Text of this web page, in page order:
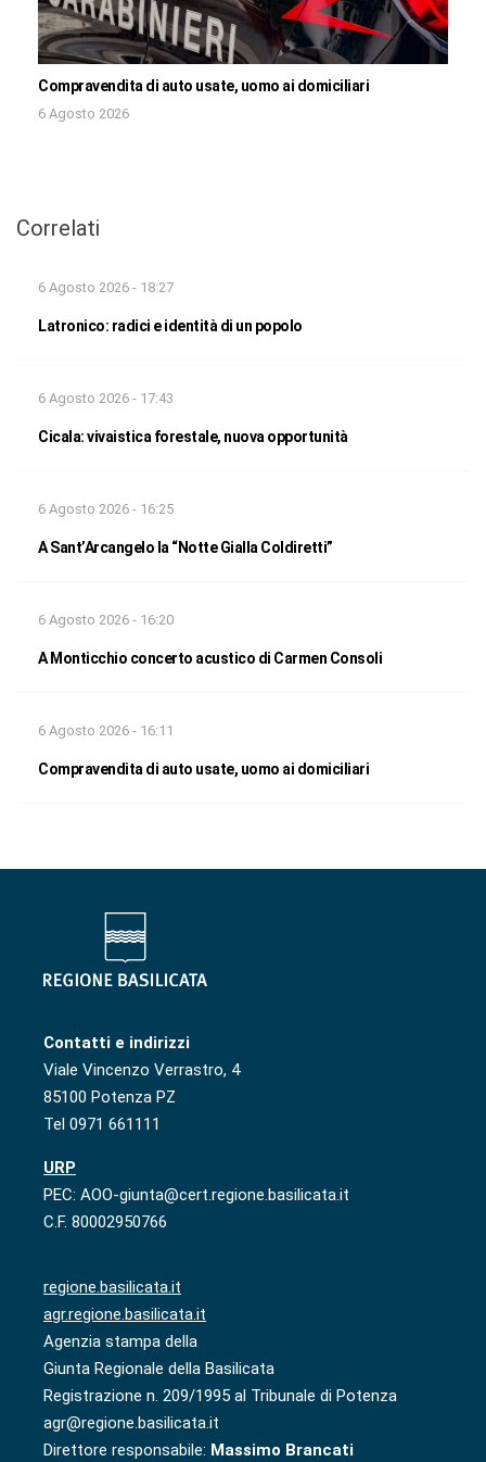
Compravendita di auto usate, uomo ai domiciliari
6 Agosto 2026
Correlati
6 Agosto 2026 - 18:27
Latronico: radici e identità di un popolo
6 Agosto 2026 - 17:43
Cicala: vivaistica forestale, nuova opportunità
6 Agosto 2026 - 16:25
A Sant’Arcangelo la “Notte Gialla Coldiretti”
6 Agosto 2026 - 16:20
A Monticchio concerto acustico di Carmen Consoli
6 Agosto 2026 - 16:11
Compravendita di auto usate, uomo ai domiciliari
Contatti e indirizzi
Viale Vincenzo Verrastro, 4
85100 Potenza PZ
Tel 0971 661111
URP
PEC: AOO-giunta@cert.regione.basilicata.it
C.F. 80002950766
regione.basilicata.it
agr.regione.basilicata.it
Agenzia stampa della
Giunta Regionale della Basilicata
Registrazione n. 209/1995 al Tribunale di Potenza
agr@regione.basilicata.it
Direttore responsabile: Massimo Brancati